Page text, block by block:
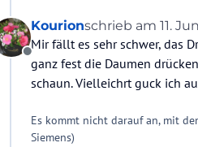
Offline
Kourionschrieb am 11.
zuletzt editiert
Mir fällt es sehr schwer, das
ganz fest die Daumen
schaun. Vielleichrt guck ich
Es kommt nicht darauf an, mit
Siemens)